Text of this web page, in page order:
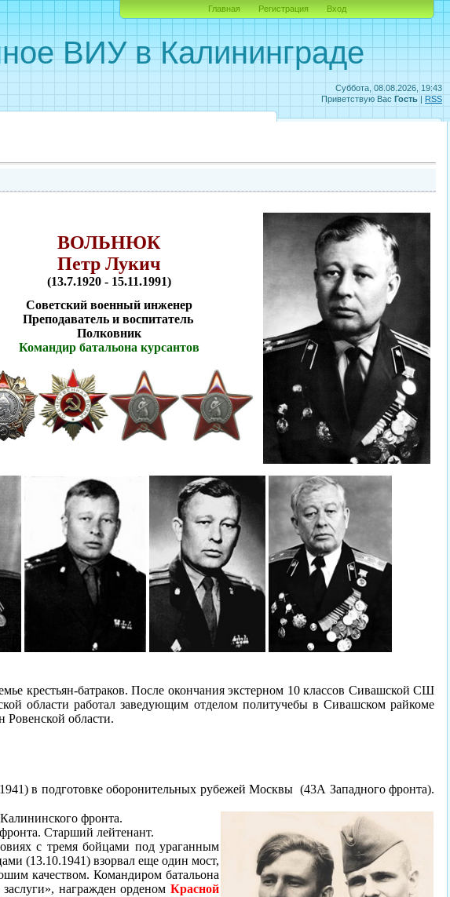
Суббота, 08.08.2026, 19:43
Приветствую Вас Гость | RSS
ВИУ в Калининграде
Главная Регистрация Вход
ВОЛЬНЮК
Петр Лукич
(13.7.1920 - 15.11.1991)
Советский военный инженер
Преподаватель и воспитатель
Полковник
Командир батальона курсантов
крестьян-батраков. После окончания экстерном 10 классов Сивашской СШ
области работал заведующим отделом политучебы в Сивашском райкоме
области.
в подготовке оборонительных рубежей Москвы (43А Западного фронта).
фронта.
Старший лейтенант.
с тремя бойцами под ураганным
(13.10.1941) взорвал еще один мост,
качеством. Командиром батальона
награжден орденомКрасной